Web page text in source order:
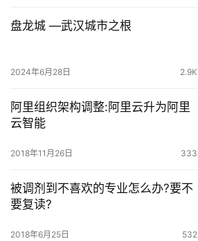
盘龙城 —武汉城市之根
2024年6月28日 2.9K
阿里组织架构调整:阿里云升为阿里
云智能
2018年11月26日 333
被调剂到不喜欢的专业怎么办?要不
要复读?
2018年6月25日 532